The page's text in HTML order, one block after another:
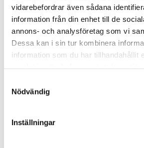
vidarebefordrar även sådana
information från din enhet till de
annons- och analysföretag som vi
Dessa kan i sin tur kombinera
information som du har tillhandahållit
Nödvändig
Inställningar
Tillv. artikelnr
Leveranstid
ca 2-4
Allmänt
Knivens spets kan
,